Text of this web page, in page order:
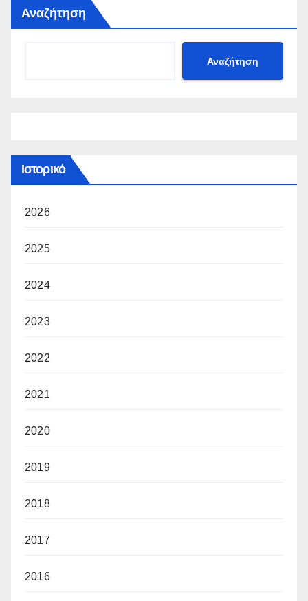
Αναζήτηση
Αναζήτηση
Ιστορικό
2026
2025
2024
2023
2022
2021
2020
2019
2018
2017
2016